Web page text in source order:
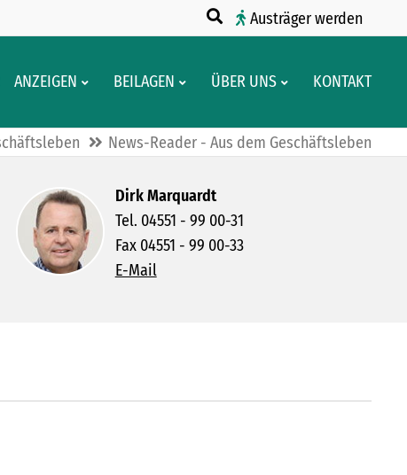
Austräger werden
ANZEIGEN BEILAGEN ÜBER UNS KONTAKT
News-Reader - Aus dem Geschäftsleben
Dirk Marquardt
Tel. 04551 - 99 00-31
Fax 04551 - 99 00-33
E-Mail